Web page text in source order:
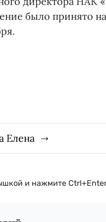
было принято
Елена
и нажмите